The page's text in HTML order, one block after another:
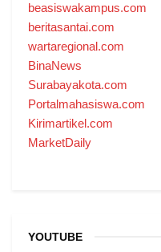
beasiswakampus.com
beritasantai.com
wartaregional.com
BinaNews
Surabayakota.com
Portalmahasiswa.com
Kirimartikel.com
MarketDaily
YOUTUBE